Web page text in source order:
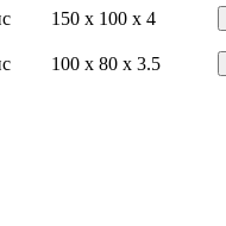
150 x 100 x 4
100 x 80 x 3.5